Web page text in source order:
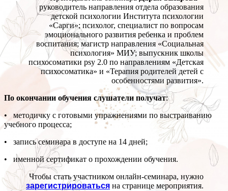
руководитель направления отдела образования
детской психологии Института психологии
«Сарги»; психолог, специалист по вопросам
эмоционального развития ребенка и проблем
воспитания; магистр направления «Социальная
психология» МИУ; выпускник школы
психосоматики psy 2.0 по направлениям «Детская
психосоматика» и «Терапия родителей детей с
особенностями развития».
По окончании обучения слушатели получат:
• методичку с готовыми упражнениями по выстраиванию
учебного процесса;
• запись семинара в доступе на 14 дней;
• именной сертификат о прохождении обучения.
Чтобы стать участником онлайн-семинара, нужно
зарегистрироваться на странице мероприятия.